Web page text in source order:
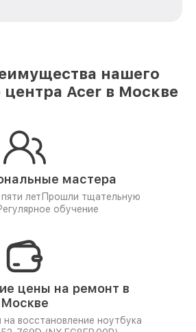
нашего
центра Acer в Москве
мастера
лет Прошли тщательную
обучение
цены на ремонт в
Москве
восстановление ноутбука